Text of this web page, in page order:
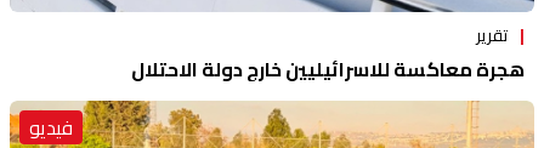
تقرير
هجرة معاكسة للاسرائيليين خارج دولة الاحتلال
فيديو